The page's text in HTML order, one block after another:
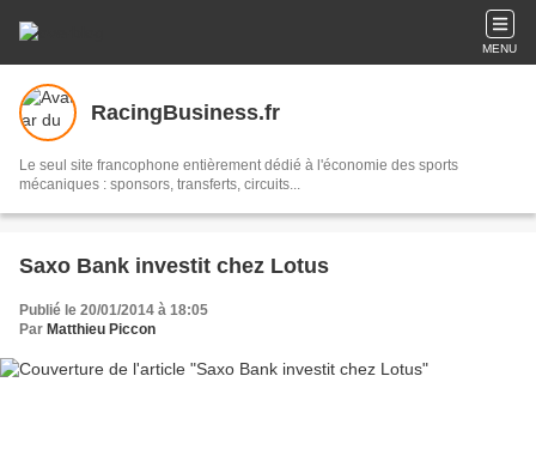
MENU
RacingBusiness.fr
Le seul site francophone entièrement dédié à l'économie des sports
mécaniques : sponsors, transferts, circuits...
Saxo Bank investit chez Lotus
Publié le 20/01/2014 à 18:05
Par Matthieu Piccon